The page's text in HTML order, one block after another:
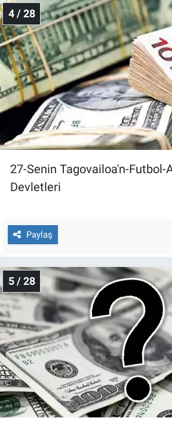
4 / 28
27-Senin Tagovailoa'n-
Devletleri
Paylaş
5 / 28